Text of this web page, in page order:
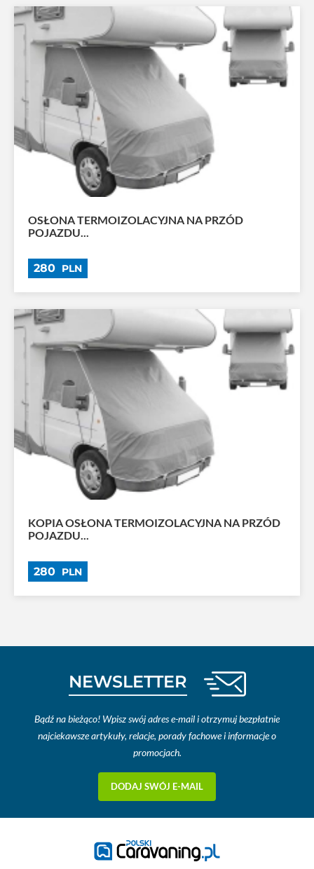
OSŁONA TERMOIZOLACYJNA NA PRZÓD
POJAZDU...
280 PLN
KOPIA OSŁONA TERMOIZOLACYJNA NA PRZÓD
POJAZDU...
280 PLN
NEWSLETTER
Bądź na bieżąco! Wpisz swój adres e-mail i otrzymuj bezpłatnie
najciekawsze artykuły, relacje, porady fachowe i informacje o
promocjach.
DODAJ SWÓJ E-MAIL